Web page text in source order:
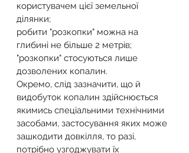
користувачем цієї земельної
ділянки;
робити "розкопки" можна на
глибині не більше 2 метрів;
"розкопки" стосуються лише
дозволених копалин.
Окремо, слід зазначити, що й
видобуток копалин здійснюється
якимись спеціальними технічними
засобами, застосування яких може
зашкодити довкілля, то разі,
потрібно узгоджувати їх